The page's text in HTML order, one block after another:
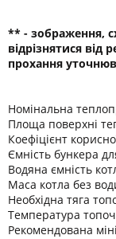
** - зображення,
відрізнятися
прохання
Номінальна
Площа поверхні
Коефіцієнт
Ємність бункера
Водяна ємність
Маса котла без
Необхідна тяга
Температура
Рекомендована